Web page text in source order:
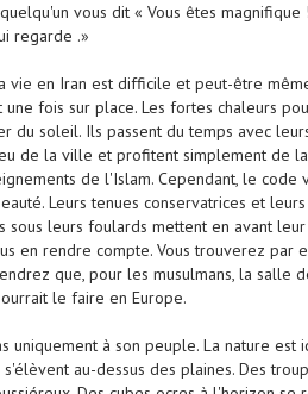
vous dit « Vous êtes
regarde .»
vie en Iran est difficile et peut-être
fois sur place. Les fortes chaleurs
du soleil. Ils passent du temps avec
de la ville et profitent simplement de la
de l'Islam. Cependant, le code
Leurs tenues conservatrices et
sous leurs foulards mettent en avant
en rendre compte. Vous trouverez par
que, pour les musulmans, la salle
le faire en Europe.
uniquement à son peuple. La nature est
au-dessus des plaines. Des